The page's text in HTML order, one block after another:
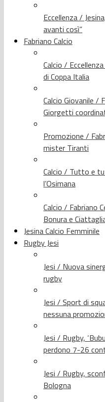
Eccellenza /
avanti così”
Fabriano Calcio
Calcio /
di Coppa Italia
Calcio Giovanile /
Giorgetti
Promozione /
mister Tiranti
Calcio / Tutto e
l’Osimana
Calcio / Fabriano
Bonura e
Jesina Calcio Femminile
Rugby Jesi
Jesi / Nuova
rugby
Jesi / Sport di
nessuna
Jesi / Rugby,
perdono 7-26
Jesi / Rugby,
Bologna